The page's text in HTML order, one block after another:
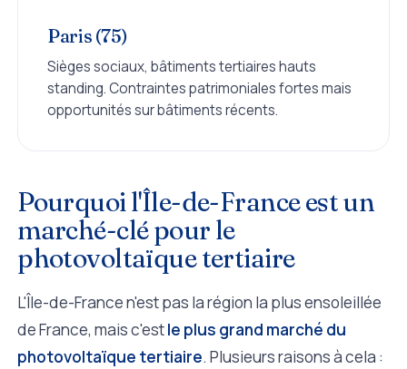
Paris (75)
Sièges sociaux, bâtiments tertiaires hauts
standing. Contraintes patrimoniales fortes mais
opportunités sur bâtiments récents.
Pourquoi l'Île-de-France est un
marché-clé pour le
photovoltaïque tertiaire
L'Île-de-France n'est pas la région la plus ensoleillée
de France, mais c'estle plus grand marché du
photovoltaïque tertiaire. Plusieurs raisons à cela :